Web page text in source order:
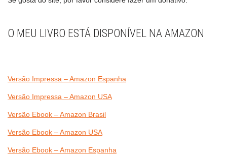
O MEU LIVRO ESTÁ DISPONÍVEL NA AMAZON
Versão Impressa – Amazon Espanha
Versão Impressa – Amazon USA
Versão Ebook – Amazon Brasil
Versão Ebook – Amazon USA
Versão Ebook – Amazon Espanha